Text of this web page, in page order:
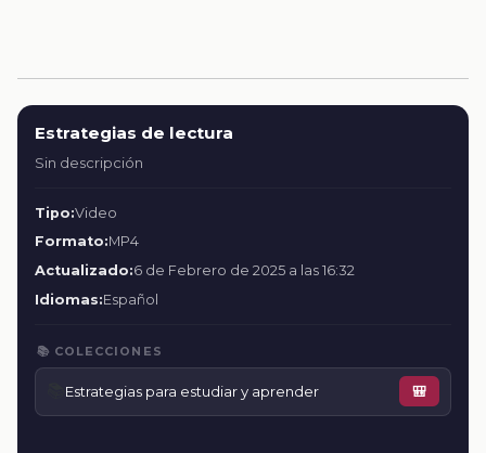
Estrategias de lectura
Sin descripción
Tipo:Video
Formato:MP4
Actualizado:6 de Febrero de 2025 a las 16:32
Idiomas:Español
📚 COLECCIONES
Estrategias para estudiar y aprender 🎒